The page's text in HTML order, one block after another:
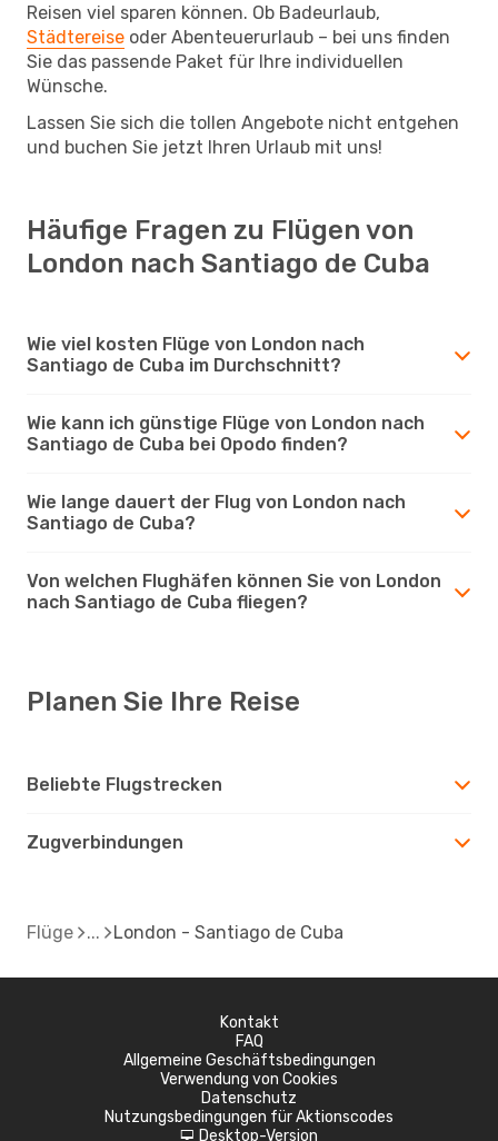
Reisen viel sparen können. Ob Badeurlaub,
Städtereise oder Abenteuerurlaub – bei uns finden
Sie das passende Paket für Ihre individuellen
Wünsche.
Lassen Sie sich die tollen Angebote nicht entgehen
und buchen Sie jetzt Ihren Urlaub mit uns!
Häufige Fragen zu Flügen von
London nach Santiago de Cuba
Wie viel kosten Flüge von London nach
Santiago de Cuba im Durchschnitt?
Wie kann ich günstige Flüge von London nach
Santiago de Cuba bei Opodo finden?
Wie lange dauert der Flug von London nach
Santiago de Cuba?
Von welchen Flughäfen können Sie von London
nach Santiago de Cuba fliegen?
Planen Sie Ihre Reise
Beliebte Flugstrecken
Zugverbindungen
Flüge London - Santiago de Cuba
Kontakt
FAQ
Allgemeine Geschäftsbedingungen
Verwendung von Cookies
Datenschutz
Nutzungsbedingungen für Aktionscodes
d Desktop-Version